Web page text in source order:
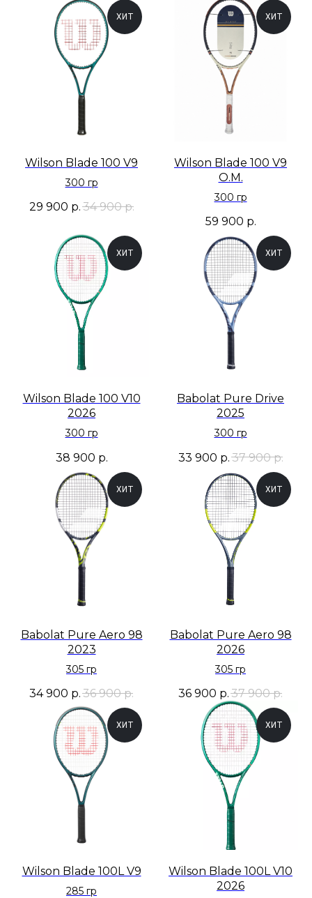
ХИТ
Wilson Blade 100 V9
300 гр
29 900 р.34 900 р.
ХИТ
Wilson Blade 100 V9
O.M.
300 гр
59 900 р.
ХИТ
Wilson Blade 100 V10
2026
300 гр
38 900 р.
ХИТ
Babolat Pure Drive
2025
300 гр
33 900 р.37 900 р.
ХИТ
Babolat Pure Aero 98
2023
305 гр
34 900 р. 36 900 р.
ХИТ
Babolat Pure Aero 98
2026
305 гр
36 900 р. 37 900 р.
ХИТ
Wilson Blade 100L V9
285 гр
ХИТ
Wilson Blade 100L V10
2026